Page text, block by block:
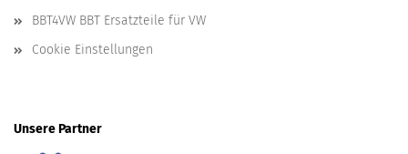
BBT4VW BBT Ersatzteile für VW
Cookie Einstellungen
Unsere Partner